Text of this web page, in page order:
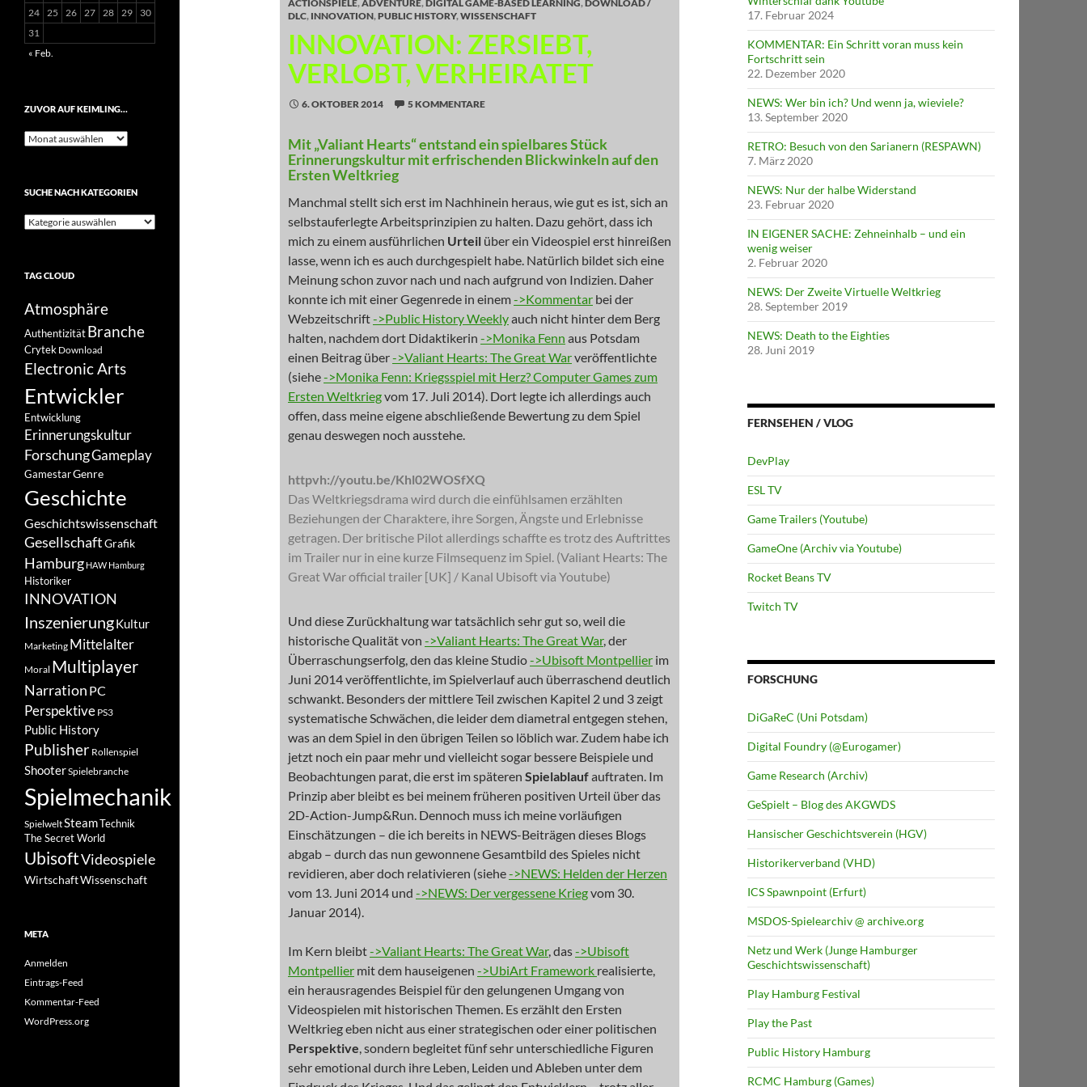
ACTIONSPIELE,ADVENTURE,DIGITAL GAME-BASED LEARNING,DOWNLOAD /
DLC, INNOVATION,PUBLIC HISTORY,WISSENSCHAFT
INNOVATION: ZERSIEBT,
VERLOBT, VERHEIRATET
6. OKTOBER 2014 5 KOMMENTARE
Mit „Valiant Hearts“ entstand ein spielbares Stück
Erinnerungskultur mit erfrischenden Blickwinkeln auf den
Ersten Weltkrieg
Manchmal stellt sich erst im Nachhinein heraus, wie gut es ist, sich an
selbstauferlegte Arbeitsprinzipien zu halten. Dazu gehört, dass ich
mich zu einem ausführlichen Urteil über ein Videospiel erst hinreißen
lasse, wenn ich es auch durchgespielt habe. Natürlich bildet sich eine
Meinung schon zuvor nach und nach aufgrund von Indizien. Daher
konnte ich mit einer Gegenrede in einem->Kommentar bei der
Webzeitschrift->Public History Weeklyauch nicht hinter dem Berg
halten, nachdem dort Didaktikerin ->Monika Fenn aus Potsdam
einen Beitrag über->Valiant Hearts: The Great Warveröffentlichte
(siehe->Monika Fenn: Kriegsspiel mit Herz? Computer Games zum
Ersten Weltkriegvom 17. Juli 2014). Dort legte ich allerdings auch
offen, dass meine eigene abschließende Bewertung zu dem Spiel
genau deswegen noch ausstehe.
httpvh://youtu.be/Khl02WOSfXQ
Das Weltkriegsdrama wird durch die einfühlsamen erzählten
Beziehungen der Charaktere, ihre Sorgen, Ängste und Erlebnisse
getragen. Der britische Pilot allerdings schaffte es trotz des Auftrittes
im Trailer nur in eine kurze Filmsequenz im Spiel. (Valiant Hearts: The
Great War official trailer [UK] / Kanal Ubisoft via Youtube)
Und diese Zurückhaltung war tatsächlich sehr gut so, weil die
historische Qualität von ->Valiant Hearts: The Great War, der
Überraschungserfolg, den das kleine Studio->Ubisoft Montpellier im
Juni 2014 veröffentlichte, im Spielverlauf auch überraschend deutlich
schwankt. Besonders der mittlere Teil zwischen Kapitel 2 und 3 zeigt
systematische Schwächen, die leider dem diametral entgegen stehen,
was an dem Spiel in den übrigen Teilen so löblich war. Zudem habe ich
jetzt noch ein paar mehr und vielleicht sogar bessere Beispiele und
Beobachtungen parat, die erst im späteren Spielablaufauftraten. Im
Prinzip aber bleibt es bei meinem früheren positiven Urteil über das
2D-Action-Jump&Run. Dennoch muss ich meine vorläufigen
Einschätzungen – die ich bereits in NEWS-Beiträgen dieses Blogs
abgab – durch das nun gewonnene Gesamtbild des Spieles nicht
revidieren, aber doch relativieren (siehe->NEWS: Helden der Herzen
vom 13. Juni 2014 und ->NEWS: Der vergessene Kriegvom 30.
Januar 2014).
Im Kern bleibt->Valiant Hearts: The Great War, das->Ubisoft
Montpellier mit dem hauseigenen ->UbiArt Framework realisierte,
ein herausragendes Beispiel für den gelungenen Umgang von
Videospielen mit historischen Themen. Es erzählt den Ersten
Weltkrieg eben nicht aus einer strategischen oder einer politischen
Perspektive, sondern begleitet fünf sehr unterschiedliche Figuren
sehr emotional durch ihre Leben, Leiden und Ableben unter dem
17. Februar 2024
KOMMENTAR: Ein Schritt voran muss kein
Fortschritt sein
22. Dezember 2020
NEWS: Wer bin ich? Und wenn ja, wieviele?
13. September 2020
RETRO: Besuch von den Sarianern (RESPAWN)
7. März 2020
NEWS: Nur der halbe Widerstand
23. Februar 2020
IN EIGENER SACHE: Zehneinhalb – und ein
wenig weiser
2. Februar 2020
NEWS: Der Zweite Virtuelle Weltkrieg
28. September 2019
NEWS: Death to the Eighties
28. Juni 2019
FERNSEHEN / VLOG
DevPlay
ESL TV
Game Trailers (Youtube)
GameOne (Archiv via Youtube)
Rocket Beans TV
Twitch TV
FORSCHUNG
DiGaReC (Uni Potsdam)
Digital Foundry (@Eurogamer)
Game Research (Archiv)
GeSpielt – Blog des AKGWDS
Hansischer Geschichtsverein (HGV)
Historikerverband (VHD)
ICS Spawnpoint (Erfurt)
MSDOS-Spielearchiv @ archive.org
Netz und Werk (Junge Hamburger
Geschichtswissenschaft)
Play Hamburg Festival
Play the Past
Public History Hamburg
RCMC Hamburg (Games)
24 25 26 27 28 29
30
31
« Feb.
ZUVOR AUF KEIMLING…
Zuvor
SUCHE NACH KATEGORIEN
Suche
TAG CLOUD
Atmosphäre
Authentizität Branche
Crytek Download
Electronic Arts
Entwickler
Entwicklung
Erinnerungskultur
ForschungGameplay
GamestarGenre
Geschichte
Geschichtswissenschaft
GesellschaftGrafik
Hamburg HAW Hamburg
Historiker
INNOVATION
InszenierungKultur
Marketing Mittelalter
Moral Multiplayer
Narration PC
Perspektive PS3
Public History
Publisher Rollenspiel
ShooterSpielebranche
Spielmechanik
SpielweltSteamTechnik
The Secret World
UbisoftVideospiele
WirtschaftWissenschaft
META
Anmelden
Eintrags-Feed
Kommentar-Feed
WordPress.org